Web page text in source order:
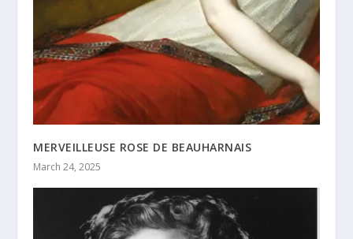
MERVEILLEUSE ROSE DE BEAUHARNAIS
March 24, 2025